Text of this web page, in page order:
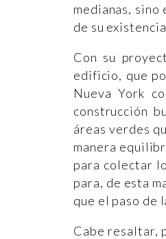
medianas,
de su
Con su
edificio, que
Nueva York
construcción
áreas verdes
manera
para colectar
para, de esta
que el paso de
Cabe resaltar,